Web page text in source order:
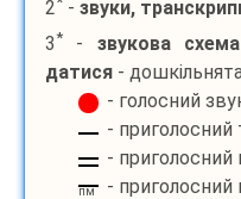
2
- звуки,
3* - звукова
датися -
- голосний
- приголосний
- приголосний
пм
-